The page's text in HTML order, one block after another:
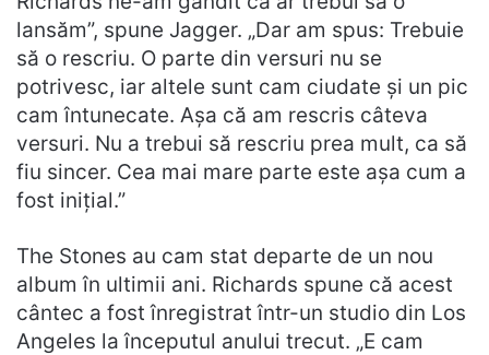
lansăm”, spune Jagger. „Dar am spus: Trebuie
să o rescriu. O parte din versuri nu se
potrivesc, iar altele sunt cam ciudate și un pic
cam întunecate. Așa că am rescris câteva
versuri. Nu a trebui să rescriu prea mult, ca să
fiu sincer. Cea mai mare parte este așa cum a
fost inițial.”
The Stones au cam stat departe de un nou
album în ultimii ani. Richards spune că acest
cântec a fost înregistrat într-un studio din Los
Angeles la începutul anului trecut. „E cam